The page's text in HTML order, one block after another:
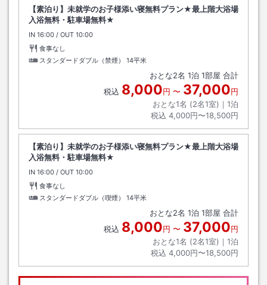
【素泊り】未就学のお子様添い寝無料プラン★最上階大浴場
入浴無料・駐車場無料★
IN チェックイン
16:00 / OUT チェックアウト
10:00
食事なし
スタンダードダブル（禁煙）
14平米
おとな2名 1泊 1部屋 合計
税込 8,000円 〜 37,000円
おとな1名 (2名1室)｜ 1泊
税込 4,000円〜18,500円
【素泊り】未就学のお子様添い寝無料プラン★最上階大浴場
入浴無料・駐車場無料★
IN チェックイン
16:00 / OUT チェックアウト
10:00
食事なし
スタンダードダブル（喫煙）
14平米
おとな2名 1泊 1部屋 合計
税込 8,000円 〜 37,000円
おとな1名 (2名1室)｜ 1泊
税込 4,000円〜18,500円